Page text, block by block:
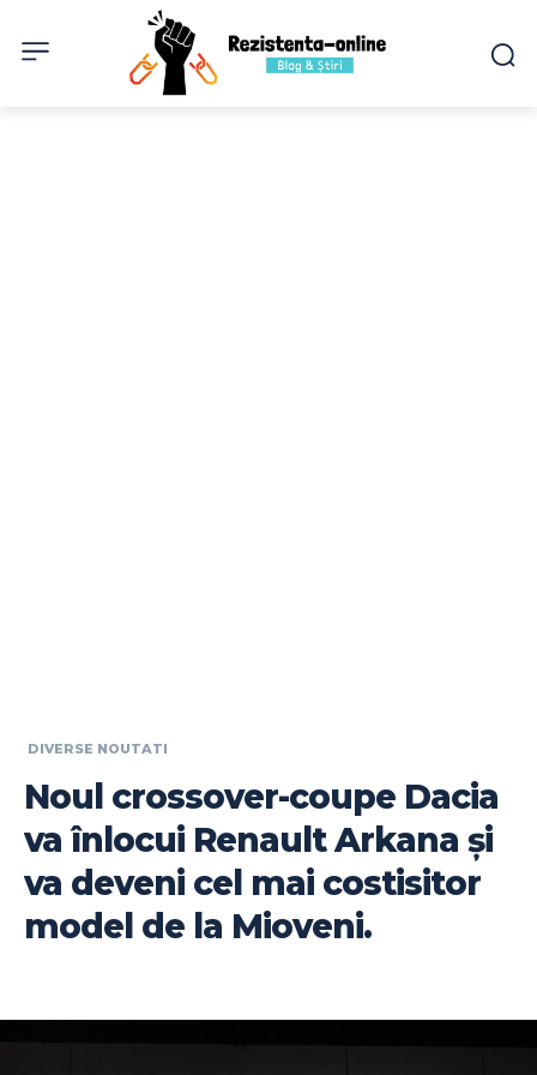
DIVERSE NOUTATI
Noul crossover-coupe Dacia
va înlocui Renault Arkana și
va deveni cel mai costisitor
model de la Mioveni.